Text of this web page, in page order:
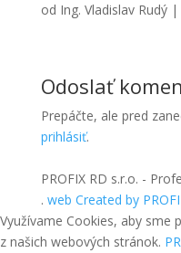
od Ing. Vladislav Rudý|
Odoslať
Prepáčte, ale pred
prihlásiť.
PROFIX RD s.r.o. -
. web Created by
Využívame Cookies, aby sme
z našich webových stránok.